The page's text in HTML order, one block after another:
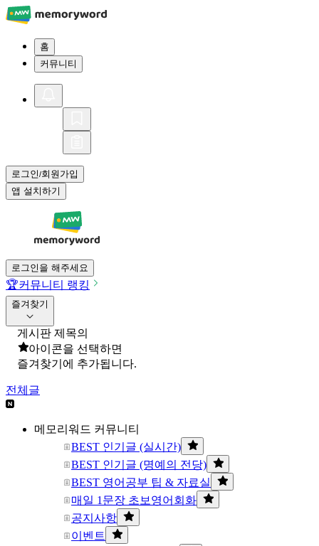
홈
커뮤니티
로그인/회원가입
앱 설치하기
로그인을 해주세요
🏆커뮤니티 랭킹
즐겨찾기
게시판 제목의
아이콘을 선택하면
즐겨찾기에 추가됩니다.
전체글
메모리워드 커뮤니티
BEST 인기글 (실시간)
BEST 인기글 (명예의 전당)
BEST 영어공부 팁 & 자료실
매일 1문장 초보영어회화
공지사항
이벤트